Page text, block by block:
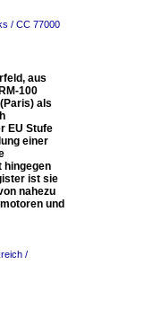
/ CC 77000
aus
100
als
EU Stufe
einer
hingegen
ist sie
nahezu
und
/